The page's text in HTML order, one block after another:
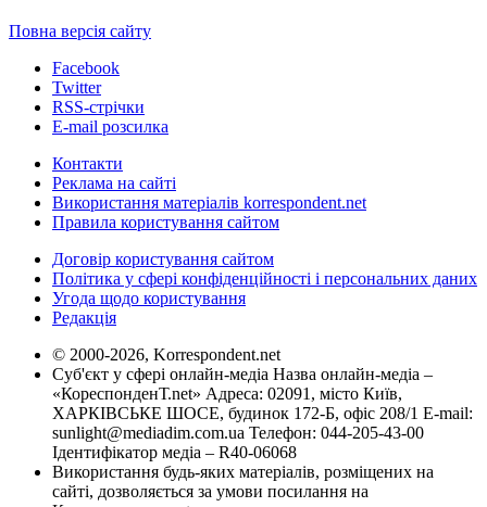
Повна версія сайту
Facebook
Twitter
RSS-стрічки
E-mail розсилка
Контакти
Реклама на сайті
Використання матеріалів korrespondent.net
Правила користування сайтом
Договір користування сайтом
Політика у сфері конфіденційності і персональних даних
Угода щодо користування
Редакція
© 2000-2026, Korrespondent.net
Суб'єкт у сфері онлайн-медіа Назва онлайн-медіа –
«КореспонденТ.net» Адреса: 02091, місто Київ,
ХАРКІВСЬКЕ ШОСЕ, будинок 172-Б, офіс 208/1 E-mail:
sunlight@mediadim.com.ua Телефон: 044-205-43-00
Ідентифікатор медіа – R40-06068
Використання будь-яких матеріалів, розміщених на
сайті, дозволяється за умови посилання на